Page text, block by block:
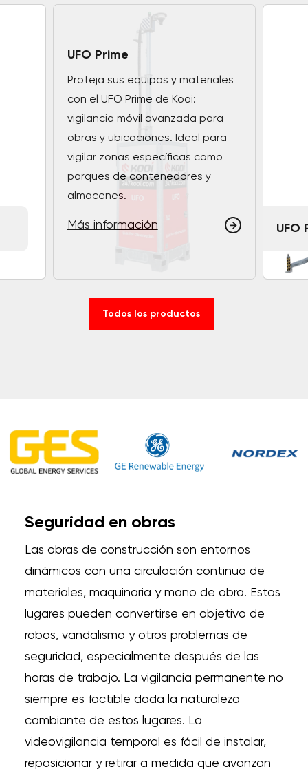
UFO Prime
Proteja sus equipos y materiales
con el UFO Prime de Kooi:
vigilancia móvil avanzada para
obras y ubicaciones. Ideal para
vigilar zonas específicas como
parques de contenedores y
almacenes.
Más información UFO
Todos los productos
Seguridad en obras
Las obras de construcción son entornos
dinámicos con una circulación continua de
materiales, maquinaria y mano de obra. Estos
lugares pueden convertirse en objetivo de
robos, vandalismo y otros problemas de
seguridad, especialmente después de las
horas de trabajo. La vigilancia permanente no
siempre es factible dada la naturaleza
cambiante de estos lugares. La
videovigilancia temporal es fácil de instalar,
reposicionar y retirar a medida que avanzan